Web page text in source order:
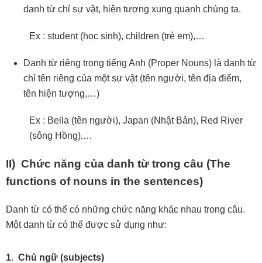
danh từ chỉ sự vật, hiện tượng xung quanh chúng ta.
Ex : student (học sinh), children (trẻ em),…
Danh từ riêng trong tiếng Anh (Proper Nouns) là danh từ
chỉ tên riêng của một sự vật (tên người, tên địa điểm,
tên hiện tượng,…)
Ex : Bella (tên người), Japan (Nhật Bản), Red River
(sông Hồng),…
II) Chức năng của danh từ trong câu (The
functions of nouns in the sentences)
Danh từ có thể có những chức năng khác nhau trong câu.
Một danh từ có thể được sử dụng như:
1. Chủ ngữ (subjects)